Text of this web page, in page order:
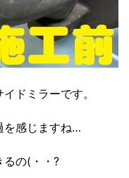
ドミラーです。
を感じますね…
るの(・・?